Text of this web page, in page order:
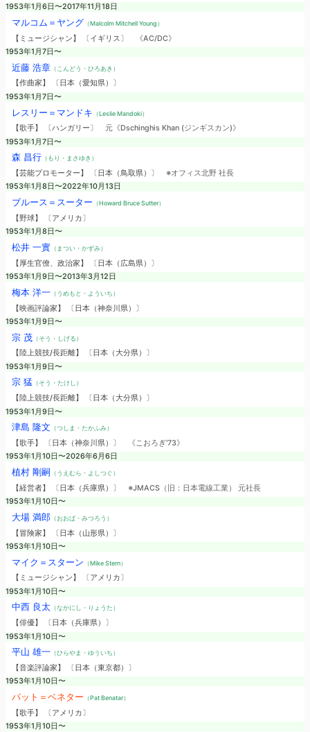
1953年1月6日〜2017年11月18日
マルコム＝ヤング （Malcolm Mitchell Young）
【ミュージシャン】 〔イギリス〕
《AC/DC》
1953年1月7日〜
近藤 浩章（こんどう・ひろあき）
【作曲家】 〔日本（愛知県）〕
1953年1月7日〜
レスリー＝マンドキ （Leslie Mandoki）
【歌手】 〔ハンガリー〕 元《Dschinghis Khan (ジンギスカン)》
1953年1月7日〜
森 昌行（もり・まさゆき）
【芸能プロモーター】 〔日本（鳥取県）〕 ※オフィス北野 社長
1953年1月8日〜2022年10月13日
ブルース＝スーター （Howard Bruce Sutter）
【野球】 〔アメリカ〕
1953年1月8日〜
松井 一實（まつい・かずみ）
【厚生官僚、政治家】 〔日本（広島県）〕
1953年1月9日〜2013年3月12日
梅本 洋一（うめもと・よういち）
【映画評論家】 〔日本（神奈川県）〕
1953年1月9日〜
宗 茂（そう・しげる）
【陸上競技/長距離】 〔日本（大分県）〕
1953年1月9日〜
宗 猛（そう・たけし）
【陸上競技/長距離】 〔日本（大分県）〕
1953年1月9日〜
津島 隆文 （つしま・たかふみ）
【歌手】 〔日本（神奈川県）〕
《こおろぎ'73》
1953年1月10日〜2026年6月6日
植村 剛嗣 （うえむら・よしつぐ）
【経営者】 〔日本（兵庫県）〕 ※JMACS（旧：日本電線工業） 元社長
1953年1月10日〜
大場 満郎（おおば・みつろう）
【冒険家】 〔日本（山形県）〕
1953年1月10日〜
マイク＝スターン （Mike Stern）
【ミュージシャン】 〔アメリカ〕
1953年1月10日〜
中西 良太（なかにし・りょうた）
【俳優】 〔日本（兵庫県）〕
1953年1月10日〜
平山 雄一（ひらやま・ゆういち）
【音楽評論家】 〔日本（東京都）〕
1953年1月10日〜
パット＝ベネター （Pat Benatar）
【歌手】 〔アメリカ〕
1953年1月10日〜